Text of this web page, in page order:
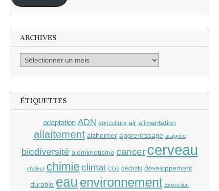
ARCHIVES
Archives
ÉTIQUETTES
adaptation ADN agriculture air alimentation
allaitement alzheimer apprentissage araignée
biodiversité biomimétisme cancer cerveau
chaleur chimieclimat CO2 déchets développement
durable eau environnement Exposition